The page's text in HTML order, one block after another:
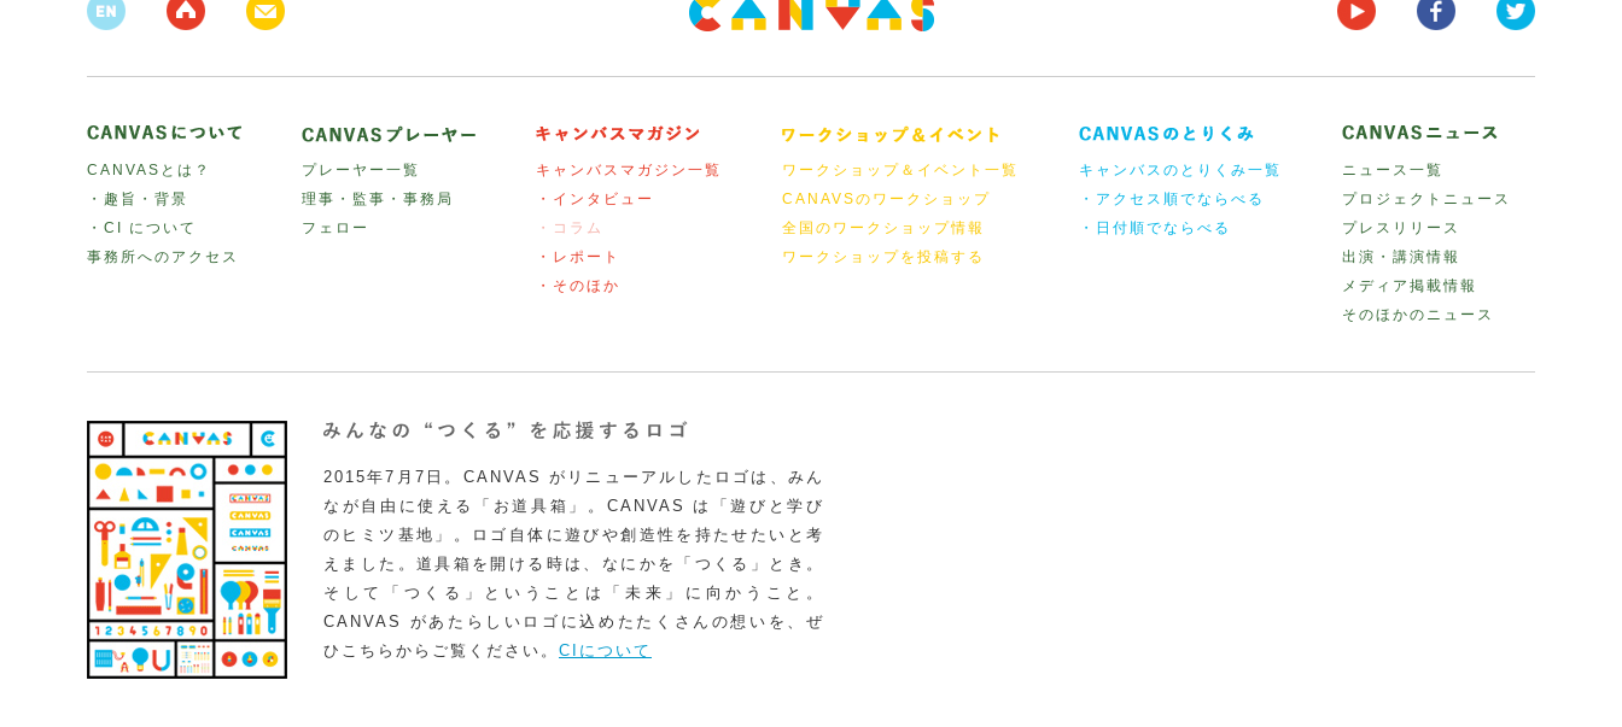
CANVASとは？
・趣旨・背景
・CI について
事務所へのアクセス
プレーヤー一覧
理事・監事・事務局
フェロー
キャンバスマガジン一覧
・インタビュー
・コラム
・レポート
・そのほか
ワークショップ＆イベント一覧
CANAVSのワークショップ
全国のワークショップ情報
ワークショップを投稿する
キャンバスのとりくみ一覧
・アクセス順でならべる
・日付順でならべる
ニュース一覧
プロジェクトニュース
プレスリリース
出演・講演情報
メディア掲載情報
そのほかのニュース
2015年7月7日。CANVAS がリニューアルしたロゴは、みん
なが自由に使える「お道具箱」。CANVAS は「遊びと学び
のヒミツ基地」。ロゴ自体に遊びや創造性を持たせたいと考
えました。道具箱を開ける時は、なにかを「つくる」とき。
そして「つくる」ということは「未来」に向かうこと。
CANVAS があたらしいロゴに込めたたくさんの想いを、ぜ
ひこちらからご覧ください。 CIについて